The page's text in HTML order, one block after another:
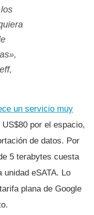
un servicio muy
por el espacio,
de datos. Por
5 terabytes cuesta
unidad eSATA. Lo
plana de Google